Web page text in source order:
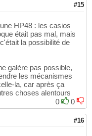
#15
HP48 : les casios
était pas mal, mais
la possibilité de
galère pas possible,
les mécanismes
la, car après ça
choses alentours
0
0
#16